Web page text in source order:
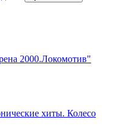
2000.Локомотив"
хиты. Колесо